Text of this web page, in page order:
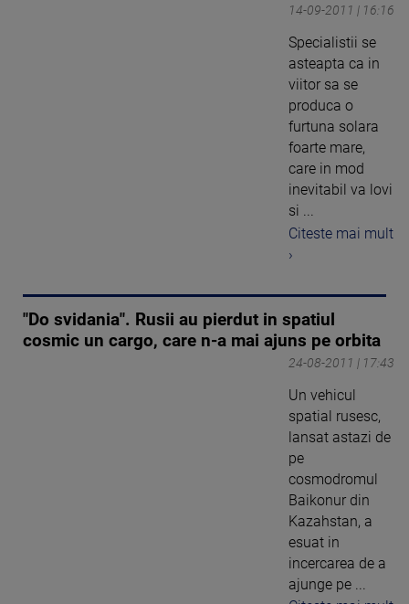
14-09-2011 | 16:16
Specialistii se
asteapta ca in
viitor sa se
produca o
furtuna solara
foarte mare,
care in mod
inevitabil va lovi
si ...
Citeste mai mult
›
"Do svidania". Rusii au pierdut in spatiul
cosmic un cargo, care n-a mai ajuns pe orbita
24-08-2011 | 17:43
Un vehicul
spatial rusesc,
lansat astazi de
pe
cosmodromul
Baikonur din
Kazahstan, a
esuat in
incercarea de a
ajunge pe ...